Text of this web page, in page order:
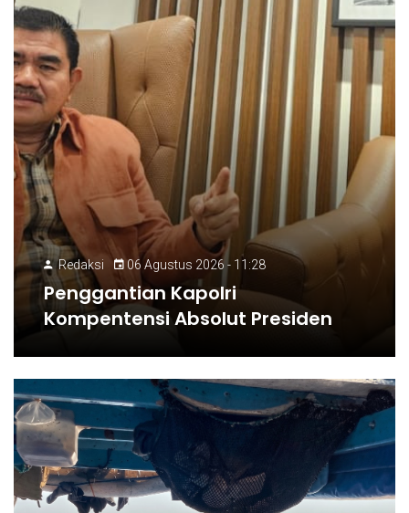
Redaksi 06 Agustus 2026 - 11:28
Penggantian Kapolri
Kompentensi Absolut Presiden